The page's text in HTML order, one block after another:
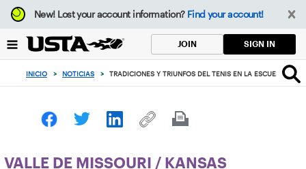
Enfoque
desde
botón
volver
principio
New!Lost your account information? Find your account!
JOIN SIGN IN
INICIO > NOTICIAS > TRADICIONES Y TRIUNFOS DEL TENIS EN LA ESCUELA
VALLE DE MISSOURI / KANSAS